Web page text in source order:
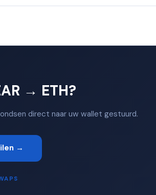
→ ETH?
direct naar uw wallet gestuurd.
→